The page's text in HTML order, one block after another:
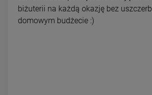
biżuterii na każdą okazję bez
domowym budżecie :)